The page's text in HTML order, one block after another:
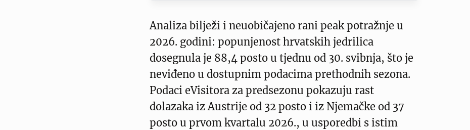
Analiza bilježi i neuobičajeno rani peak potražnje u
2026. godini: popunjenost hrvatskih jedrilica
dosegnula je 88,4 posto u tjednu od 30. svibnja, što je
neviđeno u dostupnim podacima prethodnih sezona.
Podaci eVisitora za predsezonu pokazuju rast
dolazaka iz Austrije od 32 posto i iz Njemačke od 37
posto u prvom kvartalu 2026., u usporedbi s istim